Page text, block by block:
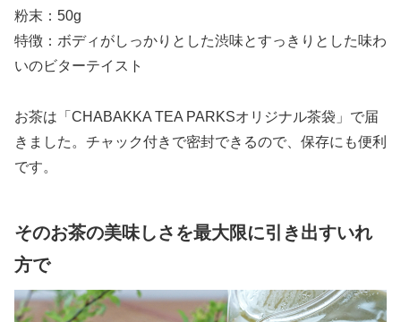
粉末：50g
特徴：ボディがしっかりとした渋味とすっきりとした味わ
いのビターテイスト
お茶は「CHABAKKA TEA PARKSオリジナル茶袋」で届
きました。チャック付きで密封できるので、保存にも便利
です。
そのお茶の美味しさを最大限に引き出すいれ
方で